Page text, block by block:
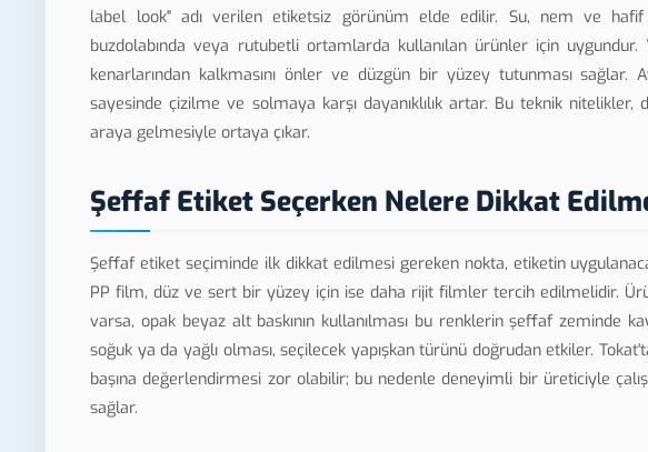
label look" adı verilen etiketsiz görünüm elde edilir. Su, nem ve hafif
buzdolabında veya rutubetli ortamlarda kullanılan ürünler için uygundur.
kenarlarından kalkmasını önler ve düzgün bir yüzey tutunması sağlar.
sayesinde çizilme ve solmaya karşı dayanıklılık artar. Bu teknik
araya gelmesiyle ortaya çıkar.
Şeffaf Etiket Seçerken Nelere Dikkat
Şeffaf etiket seçiminde ilk dikkat edilmesi gereken nokta, etiketin
PP film, düz ve sert bir yüzey için ise daha rijit filmler tercih edilmelidir.
varsa, opak beyaz alt baskının kullanılması bu renklerin şeffaf zeminde
soğuk ya da yağlı olması, seçilecek yapışkan türünü doğrudan etkiler.
başına değerlendirmesi zor olabilir; bu nedenle deneyimli bir üreticiyle
sağlar.